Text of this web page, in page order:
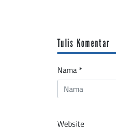
Tulis Komentar
Nama *
Website